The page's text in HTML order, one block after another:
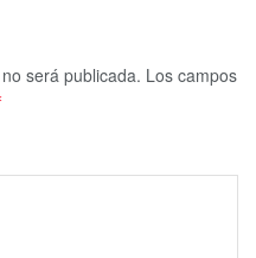
será publicada. Los campos